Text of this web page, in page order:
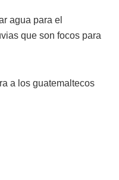
agua para el
que son focos para
a los guatemaltecos